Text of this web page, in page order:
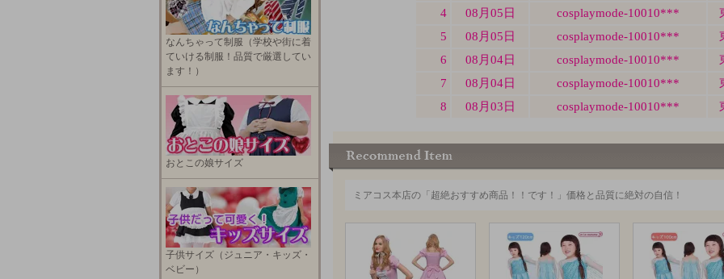
ミアコス本店の「超絶おすすめ商品！！です！」価格と品質に絶対の自信！
なんちゃって制服（学校や街に着
ていける制服！品質で厳選してい
ます！）
おとこの娘サイズ
子供サイズ（ジュニア・キッズ・
ベビー）